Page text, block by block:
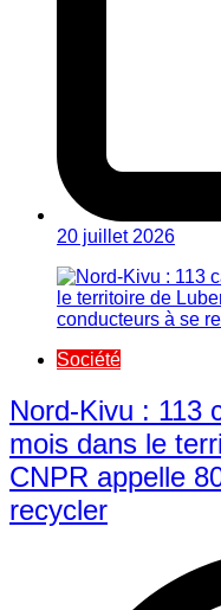
20 juillet 2026
Société
Nord-Kivu : 113
mois dans le
CNPR appelle
recycler